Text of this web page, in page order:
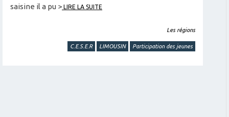
saisine il a pu > LIRE LA SUITE
Les régions
C.E.S.E.R LIMOUSIN Participation des jeunes